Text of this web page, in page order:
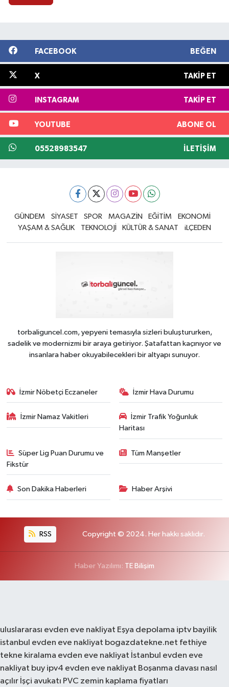
FACEBOOK BEĞEN
X TAKIP ET
INSTAGRAM TAKIP ET
YOUTUBE ABONE OL
05528983547 İLETIŞIM
GÜNDEM SİYASET SPOR MAGAZİN EĞİTİM
EKONOMİ
YAŞAM & SAĞLIK
TEKNOLOJİ KÜLTÜR & SANAT iLÇEDEN
torbaliguncel.com, yepyeni temasıyla sizleri buluştururken,
sadelik ve modernizmi bir araya getiriyor. Şatafattan kaçınıyor ve
insanlara haber okuyabilecekleri bir altyapı sunuyor.
İzmir Nöbetçi Eczaneler İzmir Hava Durumu
İzmir Namaz Vakitleri
İzmir Trafik Yoğunluk
Haritası
Süper Lig Puan Durumu ve
Fikstür
Tüm Manşetler
Son Dakika Haberleri Haber Arşivi
RSS Copyright © 2024. Her hakkı saklıdır.
Haber Yazılımı: TE Bilişim
uluslararası evden eve nakliyat Eşya depolama iptv bayilik
istanbul evden eve nakliyat bogazdatekne.net fethiye
tekne kiralama evden eve nakliyat İstanbul evden eve
nakliyat buy ipv4 evden eve nakliyat Boşanma davası nasıl
açılır İşçi avukatı PVC zemin kaplama fiyatları